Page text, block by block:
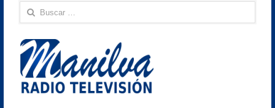
Buscar: